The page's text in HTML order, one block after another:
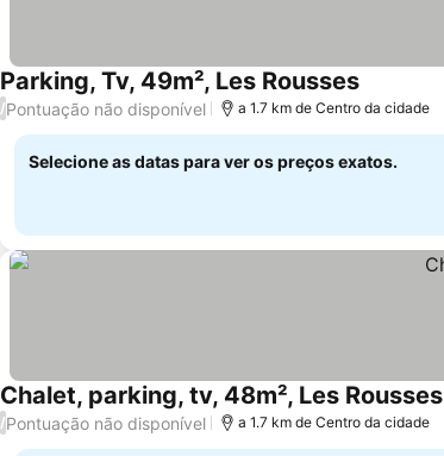
Parking, Tv, 49m², Les Rousses
/Pontuação não disponível a 1.7 km de Centro da cidade
Selecione as datas para ver os preços exatos.
Chalet, parking, tv, 48m², Les Rousses
/Pontuação não disponível a 1.7 km de Centro da cidade